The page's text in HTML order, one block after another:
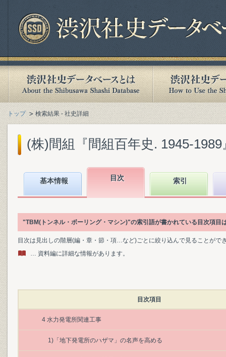
トップ 検索結果 - 社史詳細
(株)間組『間組百年史. 1945-1989
基本情報 目次 索引
"TBM(トンネル・ボーリング・マシン)"の索引語が書かれている目次項目
目次は見出しの階層(編・章・節・項…など)ごとに絞り込んで見ることがで
… 資料編に詳細な情報があります。
目次項目
4 水力発電所関連工事
1)「地下発電所のハザマ」の名声を高める